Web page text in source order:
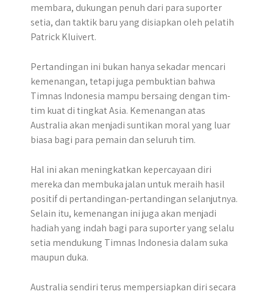
membara, dukungan penuh dari para suporter
setia, dan taktik baru yang disiapkan oleh pelatih
Patrick Kluivert.
Pertandingan ini bukan hanya sekadar mencari
kemenangan, tetapi juga pembuktian bahwa
Timnas Indonesia mampu bersaing dengan tim-
tim kuat di tingkat Asia. Kemenangan atas
Australia akan menjadi suntikan moral yang luar
biasa bagi para pemain dan seluruh tim.
Hal ini akan meningkatkan kepercayaan diri
mereka dan membuka jalan untuk meraih hasil
positif di pertandingan-pertandingan selanjutnya.
Selain itu, kemenangan ini juga akan menjadi
hadiah yang indah bagi para suporter yang selalu
setia mendukung Timnas Indonesia dalam suka
maupun duka.
Australia sendiri terus mempersiapkan diri secara